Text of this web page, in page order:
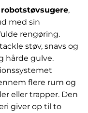
robotstøvsugere,
med sin
rengøring.
støv, snavs og
hårde gulve.
flere rum og
eller trapper. Den
giver op til to